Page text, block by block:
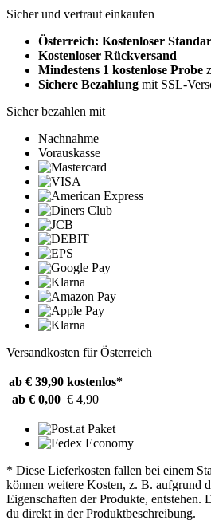
Sicher und vertraut einkaufen
Österreich: Kostenloser
Kostenloser Rückversand
Mindestens 1 kostenlose Probe
Sichere Bezahlung mit SSL-
Sicher bezahlen mit
Nachnahme
Vorauskasse
Versandkosten für Österreich
ab € 39,90 kostenlos*
ab € 0,00 € 4,90
* Diese Lieferkosten fallen bei einem
können weitere Kosten, z. B. aufgrund
Eigenschaften der Produkte, entstehen.
du direkt in der Produktbeschreibung.